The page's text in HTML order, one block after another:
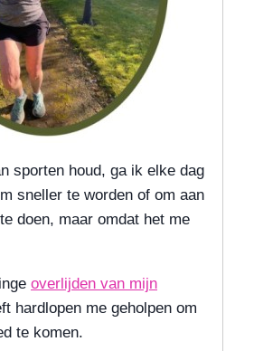
sporten houd, ga ik elke dag
sneller te worden of om aan
doen, maar omdat het me
overlijden van mijn
hardlopen me geholpen om
te komen.